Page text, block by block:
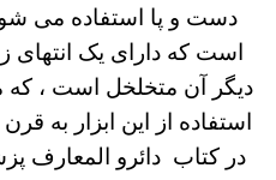
دست و پا استفاده می
دیگر آن متخلخل است ، که
استفاده از این ابزار به
در کتاب دائرو المعارف